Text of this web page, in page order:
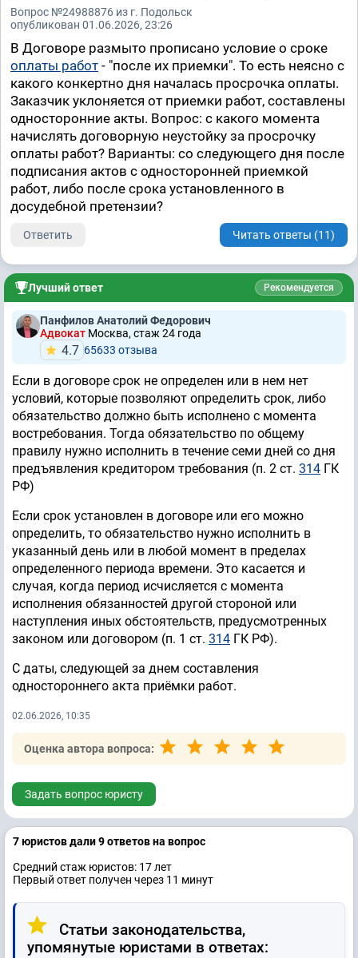
Вопрос №24988876 из г. Подольск
опубликован 01.06.2026, 23:26
В Договоре размыто прописано условие о сроке
оплаты работ - "после их приемки". То есть неясно с
какого конкертно дня началась просрочка оплаты.
Заказчик уклоняется от приемки работ, составлены
односторонние акты. Вопрос: с какого момента
начислять договорную неустойку за просрочку
оплаты работ? Варианты: со следующего дня после
подписания актов с односторонней приемкой
работ, либо после срока установленного в
досудебной претензии?
Ответить Читать ответы (11)
Лучший ответ Рекомендуется
Панфилов Анатолий Федорович
Адвокат Москва, стаж 24 годa
4.7 65633 отзывa
Если в договоре срок не определен или в нем нет
условий, которые позволяют определить срок, либо
обязательство должно быть исполнено с момента
востребования. Тогда обязательство по общему
правилу нужно исполнить в течение семи дней со дня
предъявления кредитором требования (п. 2 ст. 314 ГК
РФ)
Если срок установлен в договоре или его можно
определить, то обязательство нужно исполнить в
указанный день или в любой момент в пределах
определенного периода времени. Это касается и
случая, когда период исчисляется с момента
исполнения обязанностей другой стороной или
наступления иных обстоятельств, предусмотренных
законом или договором (п. 1 ст. 314 ГК РФ).
С даты, следующей за днем составления
одностороннего акта приёмки работ.
02.06.2026, 10:35
Оценка автора вопроса:
Задать вопрос юристу
7 юристов дали 9 ответов на вопрос
Средний стаж юристов: 17 лет
Первый ответ получен через 11 минут
Статьи законодательства,
упомянутые юристами в ответах: